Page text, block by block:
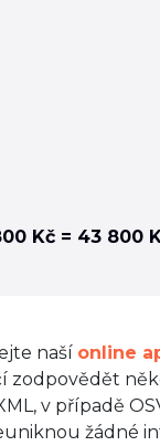
Kč = 43 800
naší online
zodpovědět
v případě
žádné